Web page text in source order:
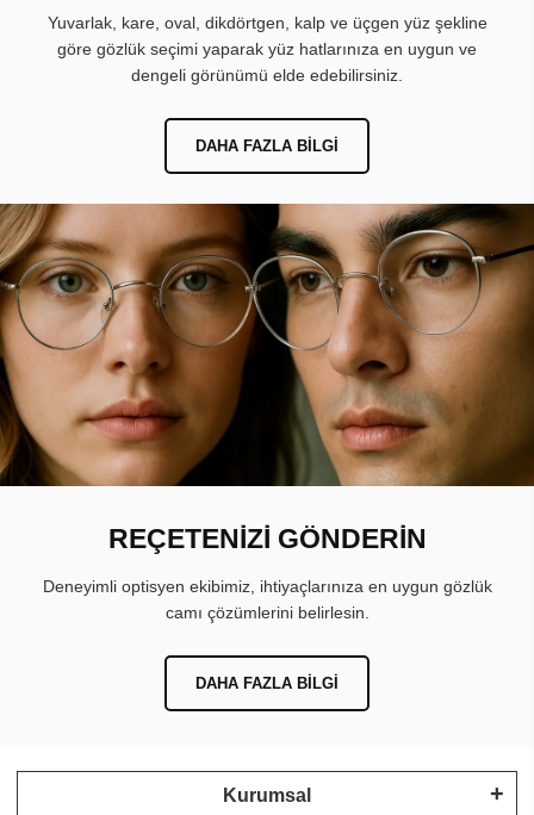
Yuvarlak, kare, oval, dikdörtgen, kalp ve üçgen yüz şekline
göre gözlük seçimi yaparak yüz hatlarınıza en uygun ve
dengeli görünümü elde edebilirsiniz.
DAHA FAZLA BILGI
REÇETENİZİ GÖNDERİN
Deneyimli optisyen ekibimiz, ihtiyaçlarınıza en uygun gözlük
camı çözümlerini belirlesin.
DAHA FAZLA BILGI
Kurumsal